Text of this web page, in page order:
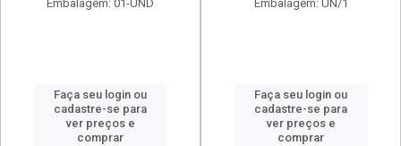
Embalagem: 01-UND
Faça seu login ou
cadastre-se para
ver preços e
comprar
Embalagem: UN/1
Faça seu login ou
cadastre-se para
ver preços e
comprar